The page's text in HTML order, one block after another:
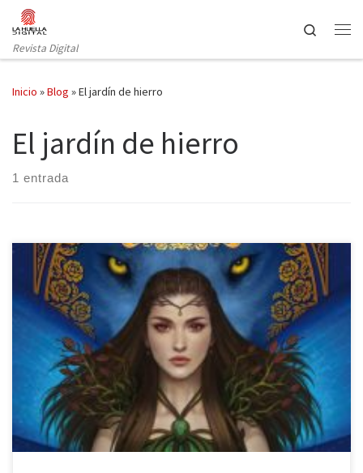
Saltar al contenido
Revista Digital
Search
Inicio »Blog »El jardín de hierro
El jardín de hierro
1 entrada
Nocturna publica El jardín de hierro de Gema Bonnín, una novela
de fantasía con claroscuros, en la cual la contraposición entre el
bien y el mal se diluyen; el rencor y el perdón son dos armas de
doble filo. No obstante, es un libro de hadas, ¿no suelen ser
relatos […]